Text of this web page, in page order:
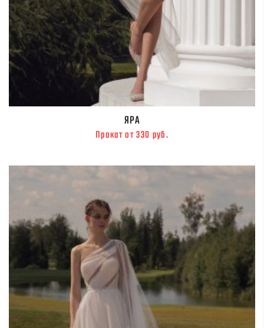
ЯРА
Прокат от 330 руб.